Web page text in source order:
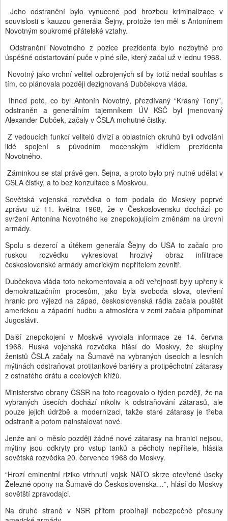
Jeho odstranění bylo vynucené pod hrozbou kriminalizace v
souvislosti s kauzou generála Šejny, protože ten měl s Antonínem
Novotným soukromé přátelské vztahy.
Odstranění Novotného z pozice prezidenta bylo nezbytné pro
úspěšné odstartování puče v plné síle, který začal už v lednu 1968.
Novotný jako vrchní velitel ozbrojených sil by totiž nedal souhlas s
tím, co plánovala později dezignovaná Dubčekova vláda.
Ihned poté, co byl Antonín Novotný, přezdívaný “Krásný Tony”,
odstraněn a generálním tajemníkem ÚV KSČ byl jmenovaný
Alexander Dubček, začaly v ČSLA mohutné čistky.
Z vedoucích funkcí velitelů divizí a oblastních okruhů byli odvoláni
lidé spojení s původním mocenským křídlem prezidenta
Novotného.
Záminkou se stal právě gen. Šejna, a proto bylo prý nutné udělat v
ČSLA čistky, a to bez konzultace s Moskvou.
Sovětská vojenská rozvědka o tom podala do Moskvy poprvé
zprávu už 11. května 1968, že v Československu dochází po
svržení Antonína Novotného ke znepokojujícím změnám na úrovni
armády.
Spolu s dezercí a útěkem generála Šejny do USA to začalo pro
ruskou rozvědku vykreslovat hrozivý obraz infiltrace
československé armády americkým nepřítelem zevnitř.
Dubčekova vláda toto nekomentovala a oči veřejnosti byly upřeny k
demokratizačním procesům, jako byla svoboda slova, otevření
hranic pro výjezd na západ, československá rádia začala pouštět
americkou a západní hudbu a atmosféra v zemi začala připomínat
Jugoslávii.
Další znepokojení v Moskvě vyvolala informace ze 14. června
1968. Ruská vojenská rozvědka hlásí do Moskvy, že skupiny
ženistů ČSLA začaly na Šumavě na vybraných úsecích a lesních
mýtinách odstraňovat protitankové bariéry a protipěchotní zátarasy
z ostnatého drátu a ocelových křížů.
Ministerstvo obrany ČSSR na toto reagovalo o týden později, že na
vybraných úsecích dochází nikoliv k odstraňování zátarasů, ale
pouze jejich údržbě a modernizaci, takže staré zátarasy je třeba
odstranit a potom nainstalovat nové.
Jenže ani o měsíc později žádné nové zátarasy na hranici nejsou,
mýtiny jsou odkryty pro vstup tanků a pěchoty nepřítele, hlásila
sovětská rozvědka 20. července 1968 do Moskvy.
“Hrozí eminentní riziko vtrhnutí vojsk NATO skrze otevřené úseky
Železné opony na Šumavě do Československa…”, hlásí do Moskvy
sovětští zpravodajci.
Na druhé straně v NSR přitom probíhají nebezpečné přesuny